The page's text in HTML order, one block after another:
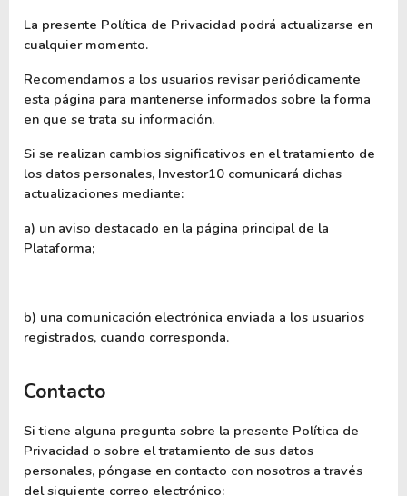
La presente Política de Privacidad podrá actualizarse en
cualquier momento.
Recomendamos a los usuarios revisar periódicamente
esta página para mantenerse informados sobre la forma
en que se trata su información.
Si se realizan cambios significativos en el tratamiento de
los datos personales, Investor10 comunicará dichas
actualizaciones mediante:
a) un aviso destacado en la página principal de la
Plataforma;
b) una comunicación electrónica enviada a los usuarios
registrados, cuando corresponda.
Contacto
Si tiene alguna pregunta sobre la presente Política de
Privacidad o sobre el tratamiento de sus datos
personales, póngase en contacto con nosotros a través
del siguiente correo electrónico: